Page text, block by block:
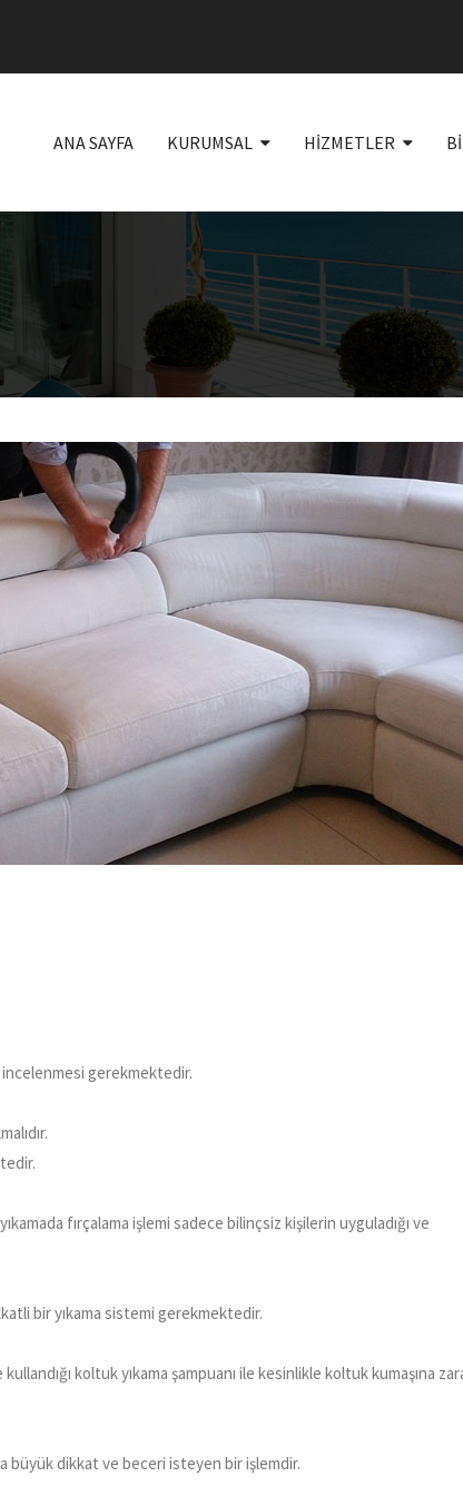
ANA SAYFA KURUMSAL HİZMETLER
incelenmesi gerekmektedir.
fırçalama işlemi sadece bilinçsiz kişilerin uyguladığı ve
bir yıkama sistemi gerekmektedir.
koltuk yıkama şampuanı ile kesinlikle koltuk kumaşına
büyük dikkat ve beceri isteyen bir işlemdir.